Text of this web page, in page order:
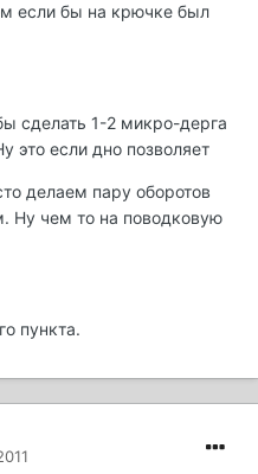
если бы на крючке был
сделать 1-2 микро-дерга
это если дно позволяет
делаем пару оборотов
Ну чем то на поводковую
пункта.